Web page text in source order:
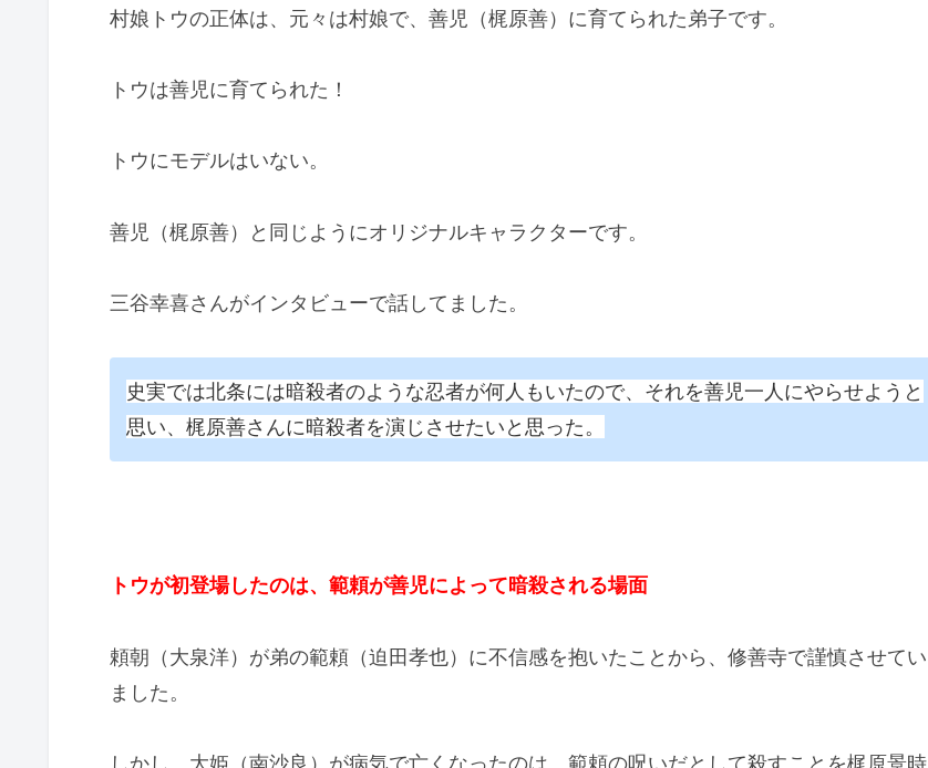
村娘トウの正体は、元々は村娘で、善児（梶原善）に育てられた弟子です。
トウは善児に育てられた！
トウにモデルはいない。
善児（梶原善）と同じようにオリジナルキャラクターです。
三谷幸喜さんがインタビューで話してました。
史実では北条には暗殺者のような忍者が何人もいたので、それを善児一人にやらせようと
思い、梶原善さんに暗殺者を演じさせたいと思った。
トウが初登場したのは、範頼が善児によって暗殺される場面
頼朝（大泉洋）が弟の範頼（迫田孝也）に不信感を抱いたことから、修善寺で謹慎させてい
ました。
しかし、大姫（南沙良）が病気で亡くなったのは、範頼の呪いだとして殺すことを梶原景時